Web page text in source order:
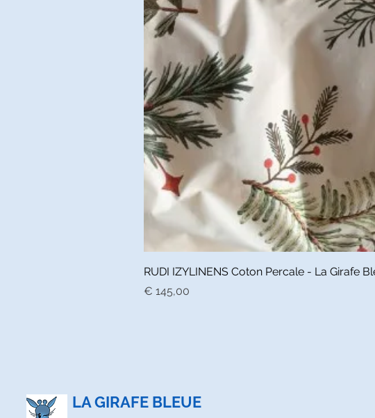
RUDI IZYLINENS Coton Percale - La Girafe
Prijs
€ 145,00
LA GIRAFE BLEUE